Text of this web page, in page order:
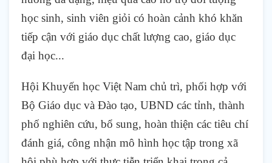
học sinh, sinh viên giỏi có hoàn cảnh khó khăn
tiếp cận với giáo dục chất lượng cao, giáo dục
đại học...
Hội Khuyến học Việt Nam chủ trì, phối hợp với
Bộ Giáo dục và Đào tạo, UBND các tỉnh, thành
phố nghiên cứu, bổ sung, hoàn thiện các tiêu chí
đánh giá, công nhận mô hình học tập trong xã